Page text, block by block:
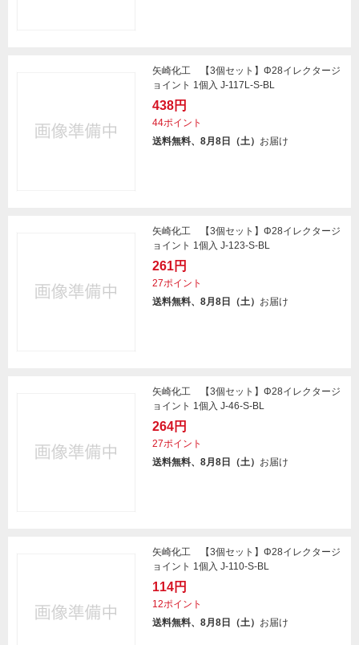
矢崎化工 【3個セット】Φ28イレクタージ
ョイント 1個入 J-117L-S-BL
438円
44ポイント
送料無料、8月8日（土） お届け
矢崎化工 【3個セット】Φ28イレクタージ
ョイント 1個入 J-123-S-BL
261円
27ポイント
送料無料、8月8日（土） お届け
矢崎化工 【3個セット】Φ28イレクタージ
ョイント 1個入 J-46-S-BL
264円
27ポイント
送料無料、8月8日（土） お届け
矢崎化工 【3個セット】Φ28イレクタージ
ョイント 1個入 J-110-S-BL
114円
12ポイント
送料無料、8月8日（土） お届け